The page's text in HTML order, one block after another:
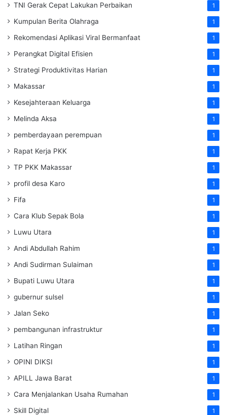
TNI Gerak Cepat Lakukan Perbaikan 1
Kumpulan Berita Olahraga 1
Rekomendasi Aplikasi Viral Bermanfaat 1
Perangkat Digital Efisien 1
Strategi Produktivitas Harian 1
Makassar 1
Kesejahteraan Keluarga 1
Melinda Aksa 1
pemberdayaan perempuan 1
Rapat Kerja PKK 1
TP PKK Makassar 1
profil desa Karo 1
Fifa 1
Cara Klub Sepak Bola 1
Luwu Utara 1
Andi Abdullah Rahim 1
Andi Sudirman Sulaiman 1
Bupati Luwu Utara 1
gubernur sulsel 1
Jalan Seko 1
pembangunan infrastruktur 1
Latihan Ringan 1
OPINI DIKSI 1
APILL Jawa Barat 1
Cara Menjalankan Usaha Rumahan 1
Skill Digital 1